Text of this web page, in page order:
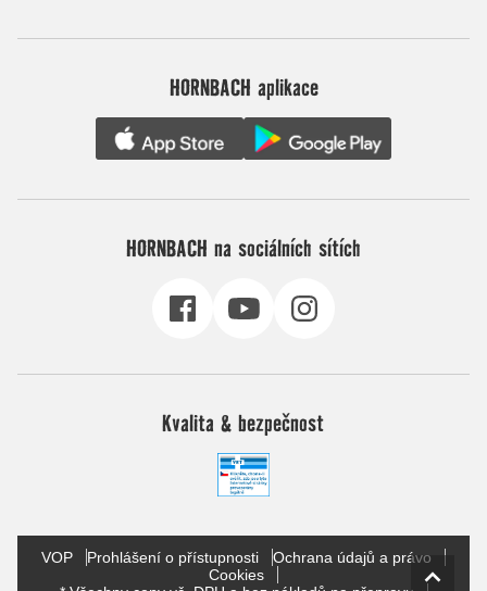
HORNBACH aplikace
HORNBACH na sociálních sítích
Kvalita & bezpečnost
VOP Prohlášení o přístupnosti
Ochrana údajů a právo
Cookies